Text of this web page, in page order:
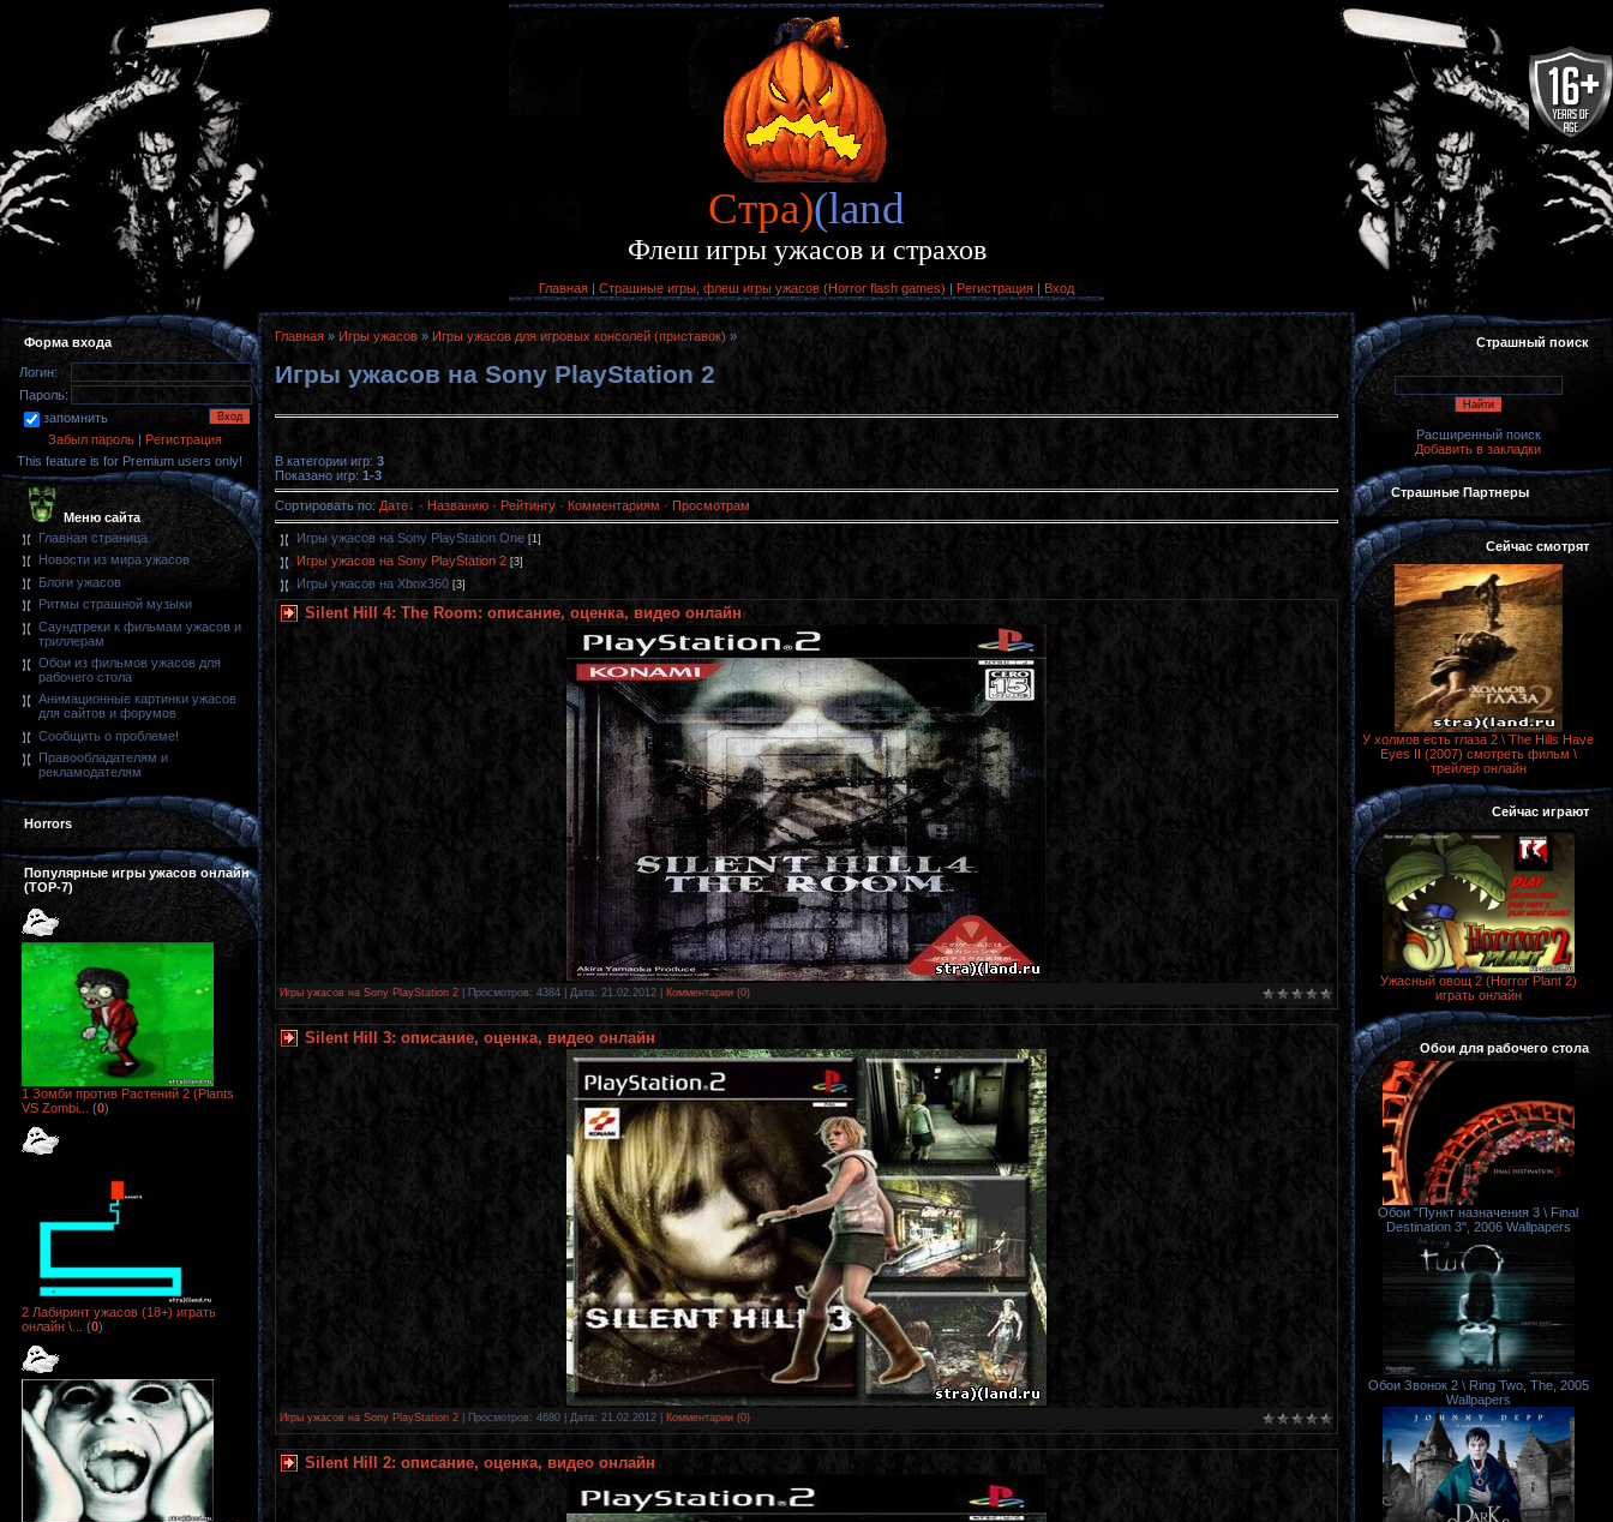
Cтра)(land
Флеш игры ужасов и страхов
Главная | Страшные игры, флеш игры ужасов (Horror flash games) | Регистрация | Вход
Форма входа
Логин:
Пароль:
запомнить
Забыл пароль | Регистрация
This feature is for Premium users only!
Меню сайта
Главная страница
Новости из мира ужасов
Блоги ужасов
Ритмы страшной музыки
Саундтреки к фильмам ужасов и
триллерам
Обои из фильмов ужасов для
рабочего стола
Анимационные картинки ужасов
для сайтов и форумов
Сообщить о проблеме!
Правообладателям и
рекламодателям
Horrors
Популярные игры ужасов онлайн
(TOP-7)
1 Зомби против Растений 2 (Plants
VS Zombi...
(0)
2 Лабиринт ужасов (18+) играть
онлайн \...
(0)
Главная » Игры ужасов » Игры ужасов для игровых консолей (приставок) »
Игры ужасов на Sony PlayStation 2
В категории игр: 3
Показано игр: 1-3
Сортировать по: Дате · Названию · Рейтингу · Комментариям · Просмотрам
Игры ужасов на Sony PlayStation One [1]
Игры ужасов на Sony PlayStation 2 [3]
Игры ужасов на Xbox360 [3]
Silent Hill 4: The Room: описание, оценка, видео онлайн
Игры ужасов на Sony PlayStation 2 | Просмотров: 4384 | Дата: 21.02.2012 Комментарии (0)
Silent Hill 3: описание, оценка, видео онлайн
Игры ужасов на Sony PlayStation 2 | Просмотров: 4680 | Дата: 21.02.2012 Комментарии (0)
Silent Hill 2: описание, оценка, видео онлайн
Страшный поиск
Расширенный поиск
Добавить в закладки
Страшные Партнеры
Сейчас смотрят
У холмов есть глаза 2 \ The Hills Have
Eyes II (2007) смотреть фильм \
трейлер онлайн
Сейчас играют
Ужасный овощ 2 (Horror Plant 2)
играть онлайн
Обои для рабочего стола
Обои "Пункт назначения 3 \ Final
Destination 3", 2006 Wallpapers
Обои Звонок 2 \ Ring Two, The, 2005
Wallpapers